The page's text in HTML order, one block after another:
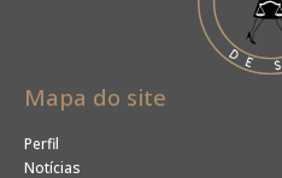
Mapa do site
Perfil
Notícias